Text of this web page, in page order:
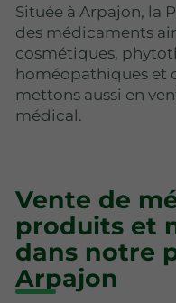
Située à Arpajon, la
des médicaments
cosmétiques,
homéopathiques et
mettons aussi en
médical.
Vente de
produits et
dans notre
Arpajon